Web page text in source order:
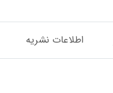
اطلاعات نشریه